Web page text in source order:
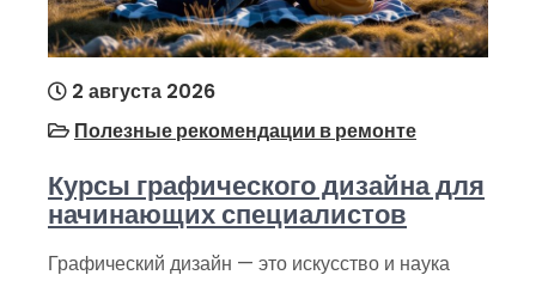
2 августа 2026
Полезные рекомендации в ремонте
Курсы графического дизайна для
начинающих специалистов
Графический дизайн — это искусство и наука